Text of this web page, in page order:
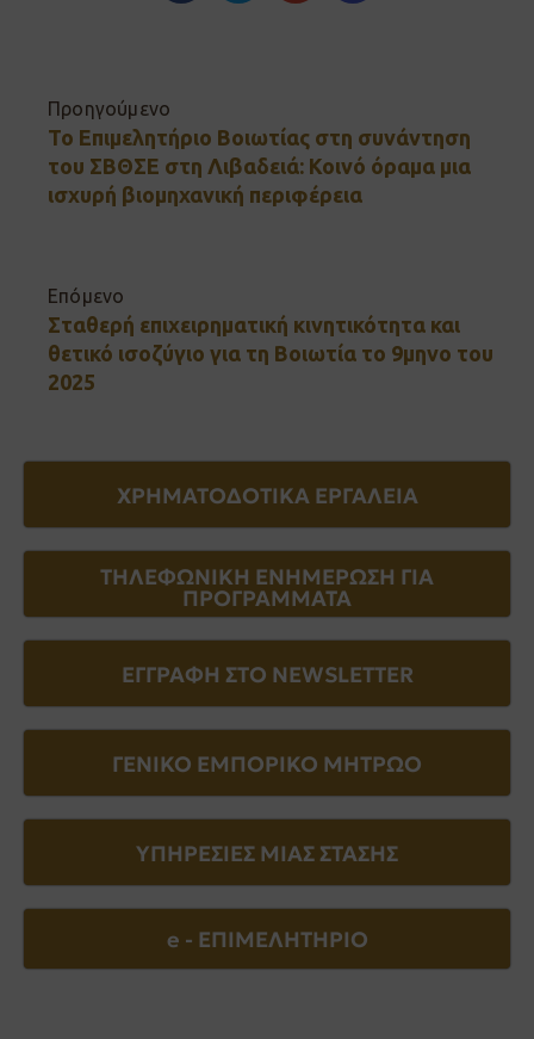
Προηγούμενο
Το Επιμελητήριο Βοιωτίας στη συνάντηση
του ΣΒΘΣΕ στη Λιβαδειά: Κοινό όραμα μια
ισχυρή βιομηχανική περιφέρεια
Επόμενο
Σταθερή επιχειρηματική κινητικότητα και
θετικό ισοζύγιο για τη Βοιωτία το 9μηνο του
2025
ΧΡΗΜΑΤΟΔΟΤΙΚΑ ΕΡΓΑΛΕΙΑ
ΤΗΛΕΦΩΝΙΚΗ ΕΝΗΜΕΡΩΣΗ ΓΙΑ
ΠΡΟΓΡΑΜΜΑΤΑ
ΕΓΓΡΑΦΗ ΣΤΟ NEWSLETTER
ΓΕΝΙΚΟ ΕΜΠΟΡΙΚΟ ΜΗΤΡΩΟ
ΥΠΗΡΕΣΙΕΣ ΜΙΑΣ ΣΤΑΣΗΣ
e - EΠΙΜΕΛΗΤΗΡΙΟ